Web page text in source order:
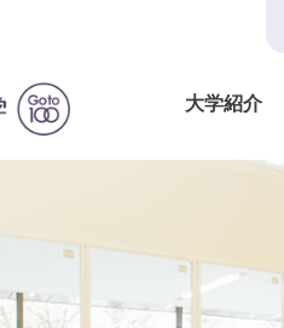
大学紹介